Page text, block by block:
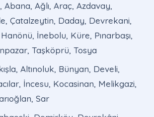
, Abana, Ağlı, Araç, Azdavay,
Çatalzeytin, Daday, Devrekani,
İnebolu, Küre, Pınarbaşı,
Taşköprü, Tosya
Altınoluk, Bünyan, Develi,
İncesu, Kocasinan, Melikgazi,
Sar